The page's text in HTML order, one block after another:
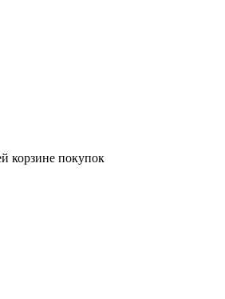
корзине покупок